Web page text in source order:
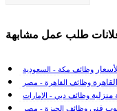
وظائف مكة - السعودية
وظائف القاهرة - مصر
منزلية وظائف دبي - الإمارات
فني وظائف الجيزة - مصر